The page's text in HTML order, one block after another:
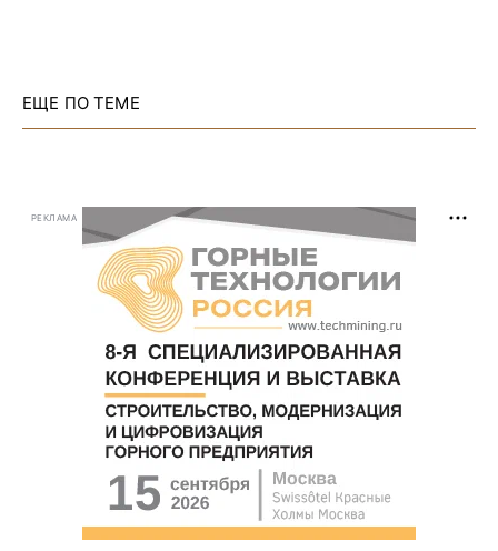
ЕЩЕ ПО ТЕМЕ
РЕКЛАМА